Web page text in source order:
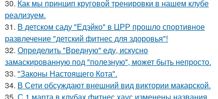
30. Как мы принцип круговой тренировки в нашем клубе
реализуем.
31. В детском саду "Едэйко" в ЦРР прошло спортивное
развлечение "детский фитнес для здоровья"!
32. Определить "Вредную" еду, искусно
замаскированную под "полезную", может быть непросто.
33. "Законы Настоящего Кота".
34. В Сети обсуждают внешний вид виктории макарской.
35. С 1 марта в клубах фитнес хаус изменены названия